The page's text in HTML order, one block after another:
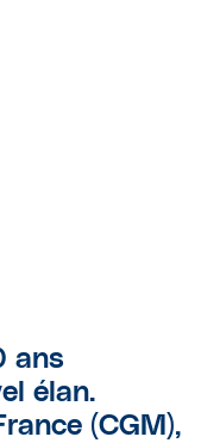
ans
élan.
(CGM),